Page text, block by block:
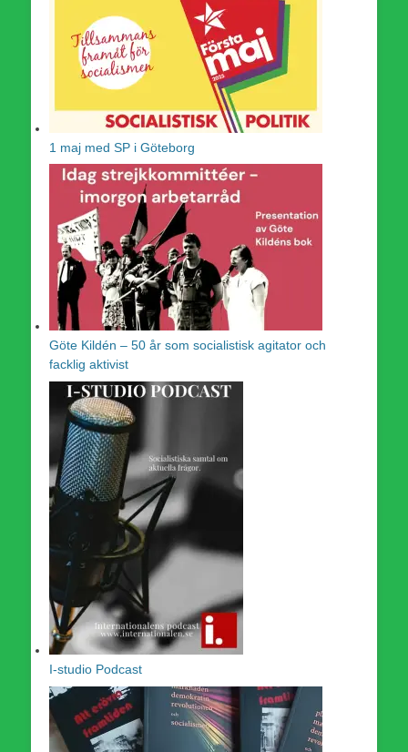
1 maj med SP i Göteborg
Göte Kildén – 50 år som socialistisk agitator och
facklig aktivist
I-studio Podcast